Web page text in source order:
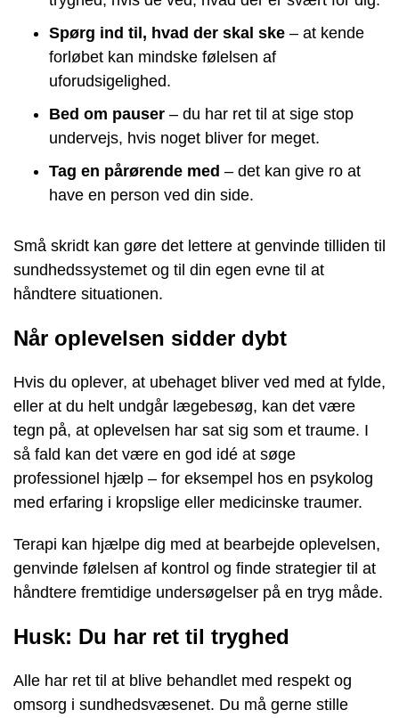
Spørg ind til, hvad der skal ske – at kende
forløbet kan mindske følelsen af
uforudsigelighed.
Bed om pauser – du har ret til at sige stop
undervejs, hvis noget bliver for meget.
Tag en pårørende med – det kan give ro at
have en person ved din side.
Små skridt kan gøre det lettere at genvinde tilliden til
sundhedssystemet og til din egen evne til at
håndtere situationen.
Når oplevelsen sidder dybt
Hvis du oplever, at ubehaget bliver ved med at fylde,
eller at du helt undgår lægebesøg, kan det være
tegn på, at oplevelsen har sat sig som et traume. I
så fald kan det være en god idé at søge
professionel hjælp – for eksempel hos en psykolog
med erfaring i kropslige eller medicinske traumer.
Terapi kan hjælpe dig med at bearbejde oplevelsen,
genvinde følelsen af kontrol og finde strategier til at
håndtere fremtidige undersøgelser på en tryg måde.
Husk: Du har ret til tryghed
Alle har ret til at blive behandlet med respekt og
omsorg i sundhedsvæsenet. Du må gerne stille